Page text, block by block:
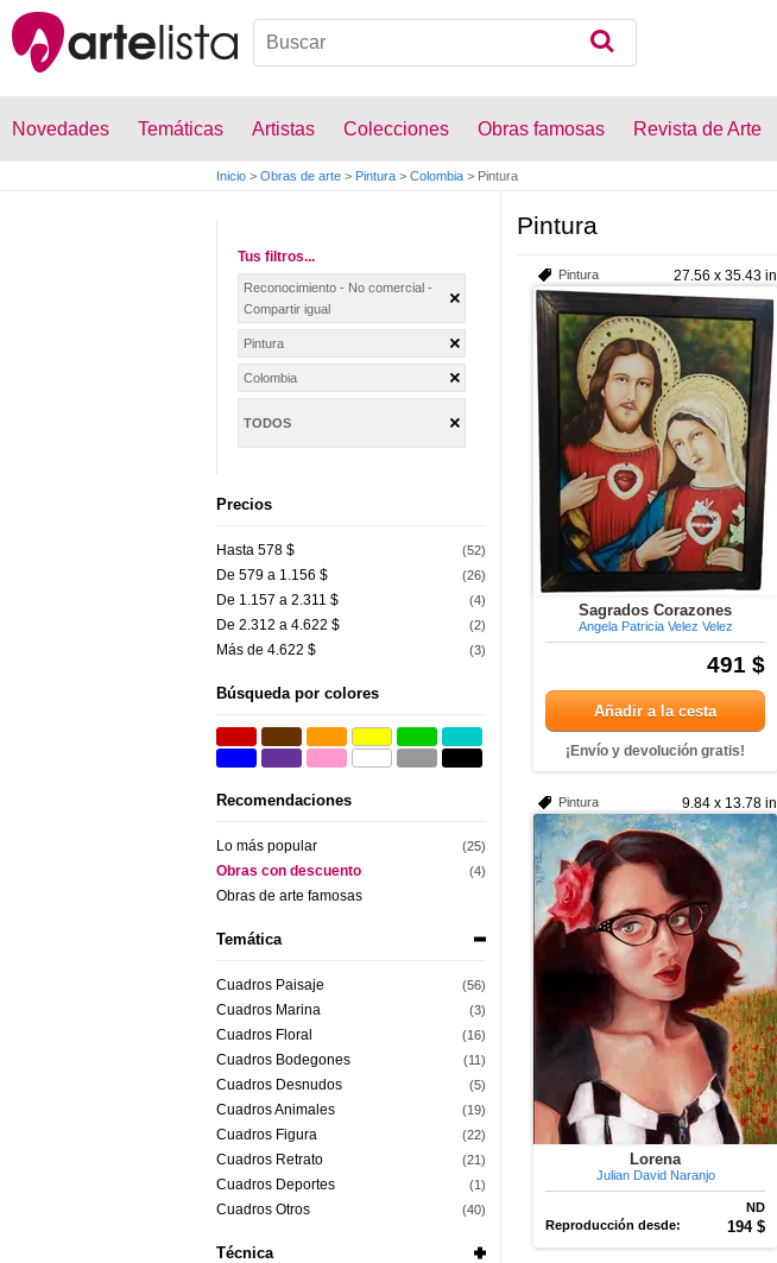
Novedades Temáticas Artistas Colecciones Obras famosas Revista de Arte
Inicio > Obras de arte > Pintura > Colombia > Pintura
Tus filtros...
Reconocimiento - No comercial -
Compartir igual
Pintura
Colombia
TODOS
Precios
Hasta 578 $ (52)
De 579 a 1.156 $ (26)
De 1.157 a 2.311 $ (4)
De 2.312 a 4.622 $ (2)
Más de 4.622 $ (3)
Búsqueda por colores
Recomendaciones
Lo más popular (25)
Obras con descuento (4)
Obras de arte famosas
Temática
Cuadros Paisaje (56)
Cuadros Marina (3)
Cuadros Floral (16)
Cuadros Bodegones (11)
Cuadros Desnudos (5)
Cuadros Animales (19)
Cuadros Figura (22)
Cuadros Retrato (21)
Cuadros Deportes (1)
Cuadros Otros (40)
Técnica
Pintura
27.56 x 35.43 in
Pintura
Sagrados Corazones
Angela Patricia Velez Velez
491 $
Añadir a la cesta
¡Envío y devolución gratis!
9.84 x 13.78 in
Pintura
Lorena
Julian David Naranjo
ND
Reproducción desde:
194 $